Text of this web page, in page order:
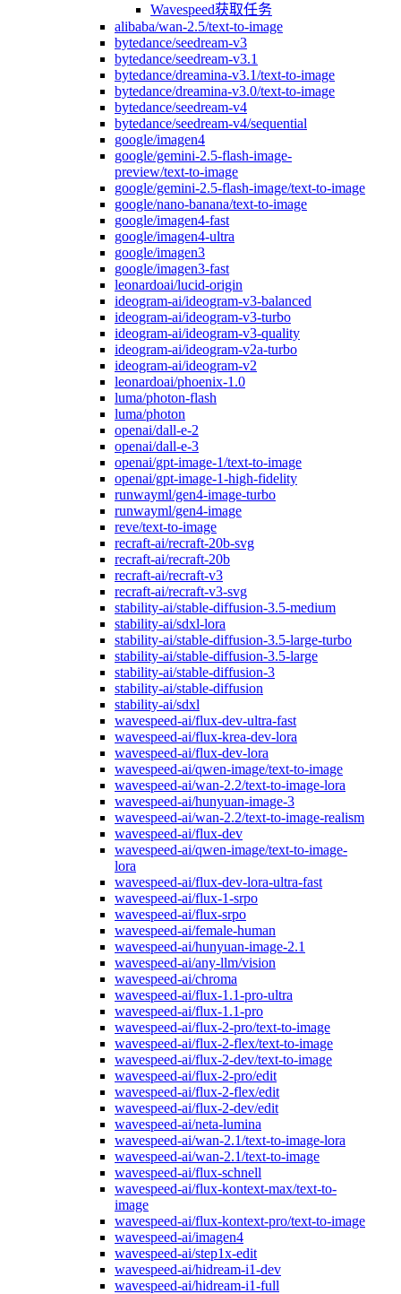
Wavespeed获取任务
alibaba/wan-2.5/text-to-image
bytedance/seedream-v3
bytedance/seedream-v3.1
bytedance/dreamina-v3.1/text-to-image
bytedance/dreamina-v3.0/text-to-image
bytedance/seedream-v4
bytedance/seedream-v4/sequential
google/imagen4
google/gemini-2.5-flash-image-
preview/text-to-image
google/gemini-2.5-flash-image/text-to-image
google/nano-banana/text-to-image
google/imagen4-fast
google/imagen4-ultra
google/imagen3
google/imagen3-fast
leonardoai/lucid-origin
ideogram-ai/ideogram-v3-balanced
ideogram-ai/ideogram-v3-turbo
ideogram-ai/ideogram-v3-quality
ideogram-ai/ideogram-v2a-turbo
ideogram-ai/ideogram-v2
leonardoai/phoenix-1.0
luma/photon-flash
luma/photon
openai/dall-e-2
openai/dall-e-3
openai/gpt-image-1/text-to-image
openai/gpt-image-1-high-fidelity
runwayml/gen4-image-turbo
runwayml/gen4-image
reve/text-to-image
recraft-ai/recraft-20b-svg
recraft-ai/recraft-20b
recraft-ai/recraft-v3
recraft-ai/recraft-v3-svg
stability-ai/stable-diffusion-3.5-medium
stability-ai/sdxl-lora
stability-ai/stable-diffusion-3.5-large-turbo
stability-ai/stable-diffusion-3.5-large
stability-ai/stable-diffusion-3
stability-ai/stable-diffusion
stability-ai/sdxl
wavespeed-ai/flux-dev-ultra-fast
wavespeed-ai/flux-krea-dev-lora
wavespeed-ai/flux-dev-lora
wavespeed-ai/qwen-image/text-to-image
wavespeed-ai/wan-2.2/text-to-image-lora
wavespeed-ai/hunyuan-image-3
wavespeed-ai/wan-2.2/text-to-image-realism
wavespeed-ai/flux-dev
wavespeed-ai/qwen-image/text-to-image-
lora
wavespeed-ai/flux-dev-lora-ultra-fast
wavespeed-ai/flux-1-srpo
wavespeed-ai/flux-srpo
wavespeed-ai/female-human
wavespeed-ai/hunyuan-image-2.1
wavespeed-ai/any-llm/vision
wavespeed-ai/chroma
wavespeed-ai/flux-1.1-pro-ultra
wavespeed-ai/flux-1.1-pro
wavespeed-ai/flux-2-pro/text-to-image
wavespeed-ai/flux-2-flex/text-to-image
wavespeed-ai/flux-2-dev/text-to-image
wavespeed-ai/flux-2-pro/edit
wavespeed-ai/flux-2-flex/edit
wavespeed-ai/flux-2-dev/edit
wavespeed-ai/neta-lumina
wavespeed-ai/wan-2.1/text-to-image-lora
wavespeed-ai/wan-2.1/text-to-image
wavespeed-ai/flux-schnell
wavespeed-ai/flux-kontext-max/text-to-
image
wavespeed-ai/flux-kontext-pro/text-to-image
wavespeed-ai/imagen4
wavespeed-ai/step1x-edit
wavespeed-ai/hidream-i1-dev
wavespeed-ai/hidream-i1-full